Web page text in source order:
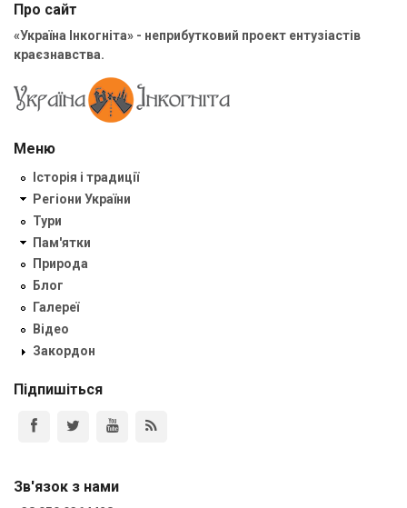
Про сайт
«Україна Інкогніта» - неприбутковий проект ентузіастів
краєзнавства.
Меню
Історія і традиції
Регіони України
Тури
Пам'ятки
Природа
Блог
Галереї
Відео
Закордон
Підпишіться
Зв'язок з нами